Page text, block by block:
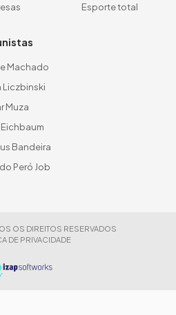
Esporte total
Machado
Liczbinski
Muza
Bandeira
Peró Job
OS DIREITOS RESERVADOS
DE PRIVACIDADE